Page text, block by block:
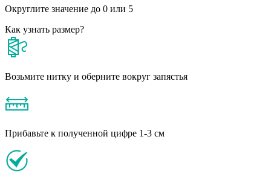
Округлите значение до 0 или 5
Как узнать размер?
Возьмите нитку и оберните вокруг запястья
Прибавьте к полученной цифре 1-3 см